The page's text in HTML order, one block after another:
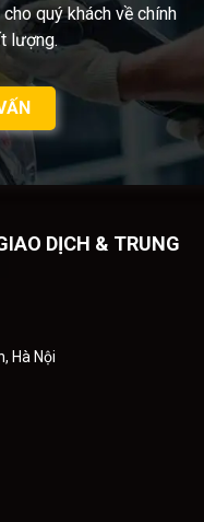
quý khách về chính
lượng.
DỊCH & TRUNG
Hà Nội